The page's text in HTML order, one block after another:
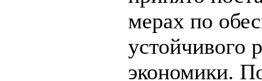
мерах по
устойчивого
экономики.